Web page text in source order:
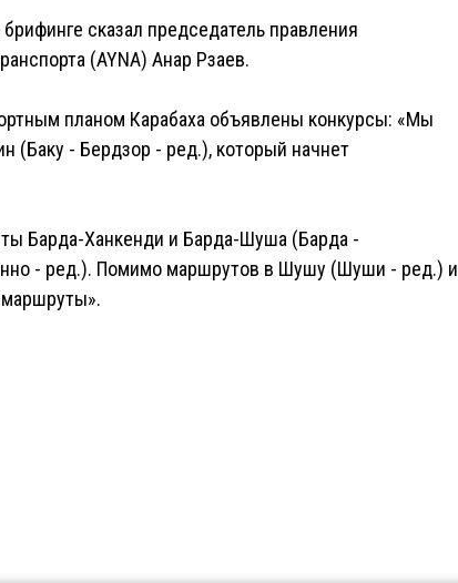
сказал председатель правления
(AYNA) Анар Рзаев.
планом Карабаха объявлены конкурсы: «Мы
(Баку - Бердзор - ред.), который начнет
Барда-Ханкенди и Барда-Шуша (Барда -
- ред.). Помимо маршрутов в Шушу (Шуши - ред.) и